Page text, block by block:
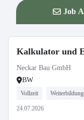
Job
Kalkulator und
Neckar Bau GmbH
BW
Vollzeit
24.07.2026